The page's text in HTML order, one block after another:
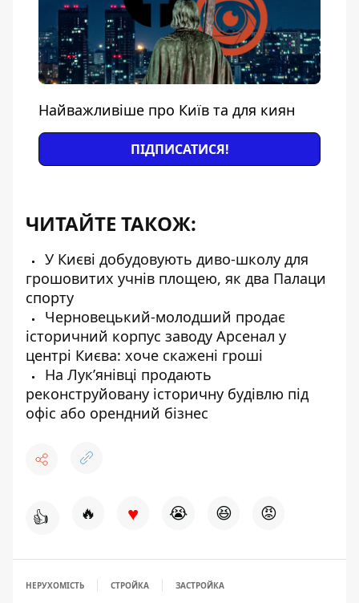
Найважливіше про Київ та для киян
ПІДПИСАТИСЯ!
ЧИТАЙТЕ ТАКОЖ:
У Києві добудовують диво-школу для
грошовитих учнів площею, як два Палаци
спорту
Черновецький-молодший продає
історичний корпус заводу Арсенал у
центрі Києва: хоче скажені гроші
На Лук’янівці продають
реконструйовану історичну будівлю під
офіс або орендний бізнес
👍 🔥 ♥ 😭 😆 😡
НЕРУХОМІСТЬ СТРОЙКА ЗАСТРОЙКА